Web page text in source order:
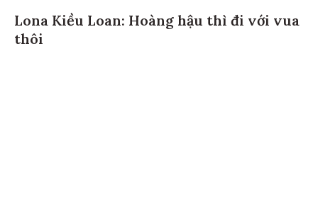
Lona Kiều Loan: Hoàng hậu thì đi với vua
thôi